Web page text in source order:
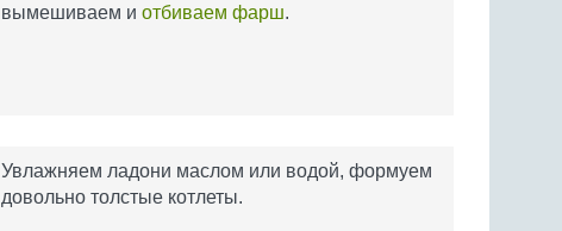
вымешиваем и отбиваем фарш.
Увлажняем ладони маслом или водой, формуем
довольно толстые котлеты.